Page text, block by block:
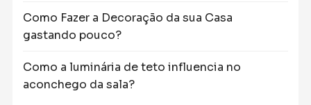
Como Fazer a Decoração da sua Casa
gastando pouco?
Como a luminária de teto influencia no
aconchego da sala?